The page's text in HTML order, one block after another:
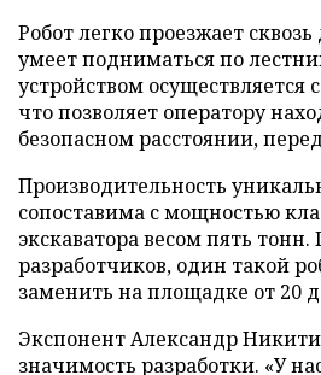
Робот легко проезжает
умеет подниматься по
устройством
что позволяет оператору
безопасном расстоянии,
Производительность
сопоставима с мощностью
экскаватора весом пять
разработчиков, один такой
заменить на площадке от 20
Экспонент Александр
значимость разработки. «У